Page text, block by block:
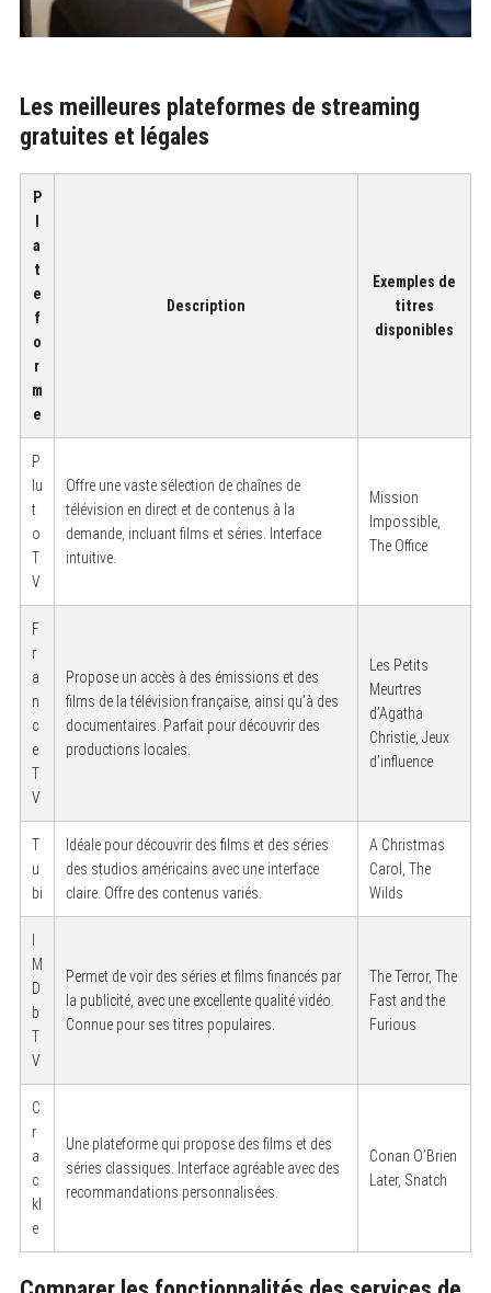
Les meilleures plateformes de streaming
gratuites et légales
P
a
t
e
f
o
r
m
e
Description
Exemples de
titres
disponibles
P
lu
t
o
T
V
Offre une vaste sélection de chaînes de
télévision en direct et de contenus à la
demande, incluant films et séries. Interface
intuitive.
Mission
Impossible,
The Office
F
r
a
n
c
e
T
V
Propose un accès à des émissions et des
films de la télévision française, ainsi qu’à des
documentaires. Parfait pour découvrir des
productions locales.
Les Petits
Meurtres
d’Agatha
Christie, Jeux
d’influence
T
u
bi
Idéale pour découvrir des films et des séries
des studios américains avec une interface
claire. Offre des contenus variés.
A Christmas
Carol, The
Wilds
M
D
b
T
V
Permet de voir des séries et films financés par
la publicité, avec une excellente qualité vidéo.
Connue pour ses titres populaires.
The Terror, The
Fast and the
Furious
C
r
a
c
kl
e
Une plateforme qui propose des films et des
séries classiques. Interface agréable avec des
recommandations personnalisées.
Conan O’Brien
Later, Snatch